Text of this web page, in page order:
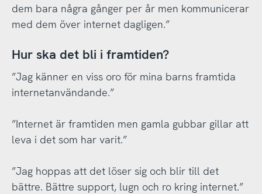
dem bara några gånger per år men kommunicerar
med dem över internet dagligen.”
Hur ska det bli i framtiden?
”Jag känner en viss oro för mina barns framtida
internetanvändande.”
”Internet är framtiden men gamla gubbar gillar att
leva i det som har varit.”
”Jag hoppas att det löser sig och blir till det
bättre. Bättre support, lugn och ro kring internet.”